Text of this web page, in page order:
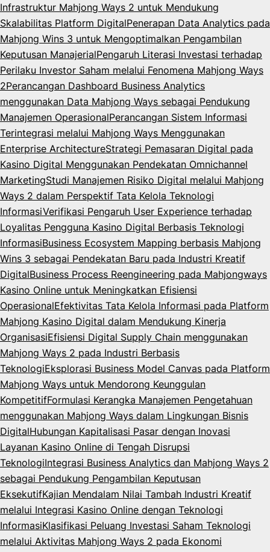
Infrastruktur Mahjong Ways 2 untuk Mendukung
Skalabilitas Platform DigitalPenerapan Data Analytics pada
Mahjong Wins 3 untuk Mengoptimalkan Pengambilan
Keputusan ManajerialPengaruh Literasi Investasi terhadap
Perilaku Investor Saham melalui Fenomena Mahjong Ways
2Perancangan Dashboard Business Analytics
menggunakan Data Mahjong Ways sebagai Pendukung
Manajemen OperasionalPerancangan Sistem Informasi
Terintegrasi melalui Mahjong Ways Menggunakan
Enterprise ArchitectureStrategi Pemasaran Digital pada
Kasino Digital Menggunakan Pendekatan Omnichannel
MarketingStudi Manajemen Risiko Digital melalui Mahjong
Ways 2 dalam Perspektif Tata Kelola Teknologi
InformasiVerifikasi Pengaruh User Experience terhadap
Loyalitas Pengguna Kasino Digital Berbasis Teknologi
InformasiBusiness Ecosystem Mapping berbasis Mahjong
Wins 3 sebagai Pendekatan Baru pada Industri Kreatif
DigitalBusiness Process Reengineering pada Mahjongways
Kasino Online untuk Meningkatkan Efisiensi
OperasionalEfektivitas Tata Kelola Informasi pada Platform
Mahjong Kasino Digital dalam Mendukung Kinerja
OrganisasiEfisiensi Digital Supply Chain menggunakan
Mahjong Ways 2 pada Industri Berbasis
TeknologiEksplorasi Business Model Canvas pada Platform
Mahjong Ways untuk Mendorong Keunggulan
KompetitifFormulasi Kerangka Manajemen Pengetahuan
menggunakan Mahjong Ways dalam Lingkungan Bisnis
DigitalHubungan Kapitalisasi Pasar dengan Inovasi
Layanan Kasino Online di Tengah Disrupsi
TeknologiIntegrasi Business Analytics dan Mahjong Ways 2
sebagai Pendukung Pengambilan Keputusan
EksekutifKajian Mendalam Nilai Tambah Industri Kreatif
melalui Integrasi Kasino Online dengan Teknologi
InformasiKlasifikasi Peluang Investasi Saham Teknologi
melalui Aktivitas Mahjong Ways 2 pada Ekonomi